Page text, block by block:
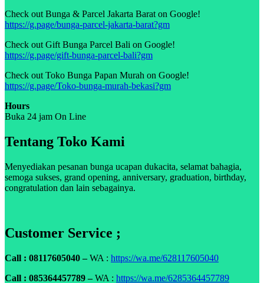
Check out Bunga & Parcel Jakarta Barat on Google!
https://g.page/bunga-parcel-jakarta-barat?gm
Check out Gift Bunga Parcel Bali on Google!
https://g.page/gift-bunga-parcel-bali?gm
Check out Toko Bunga Papan Murah on Google!
https://g.page/Toko-bunga-murah-bekasi?gm
Hours
Buka 24 jam On Line
Tentang Toko Kami
Menyediakan pesanan bunga ucapan dukacita, selamat bahagia,
semoga sukses, grand opening, anniversary, graduation, birthday,
congratulation dan lain sebagainya.
Customer Service ;
Call : 08117605040 –WA : https://wa.me/628117605040
Call : 085364457789 –WA : https://wa.me/6285364457789